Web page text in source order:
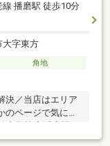
播磨駅 徒歩10分
大字東方
角地
決／当店はエリア
のページで気にな
オンモール桑名